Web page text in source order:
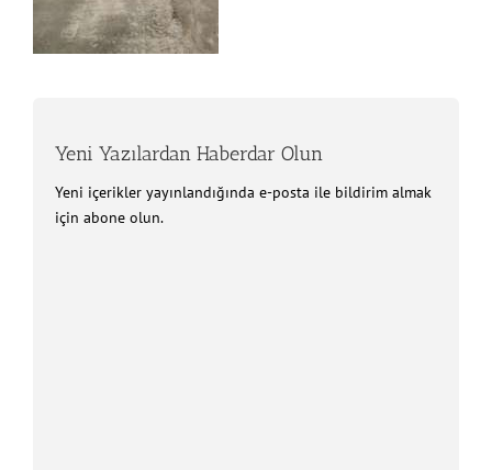
Yeni Yazılardan Haberdar Olun
Yeni içerikler yayınlandığında e-posta ile bildirim almak
için abone olun.